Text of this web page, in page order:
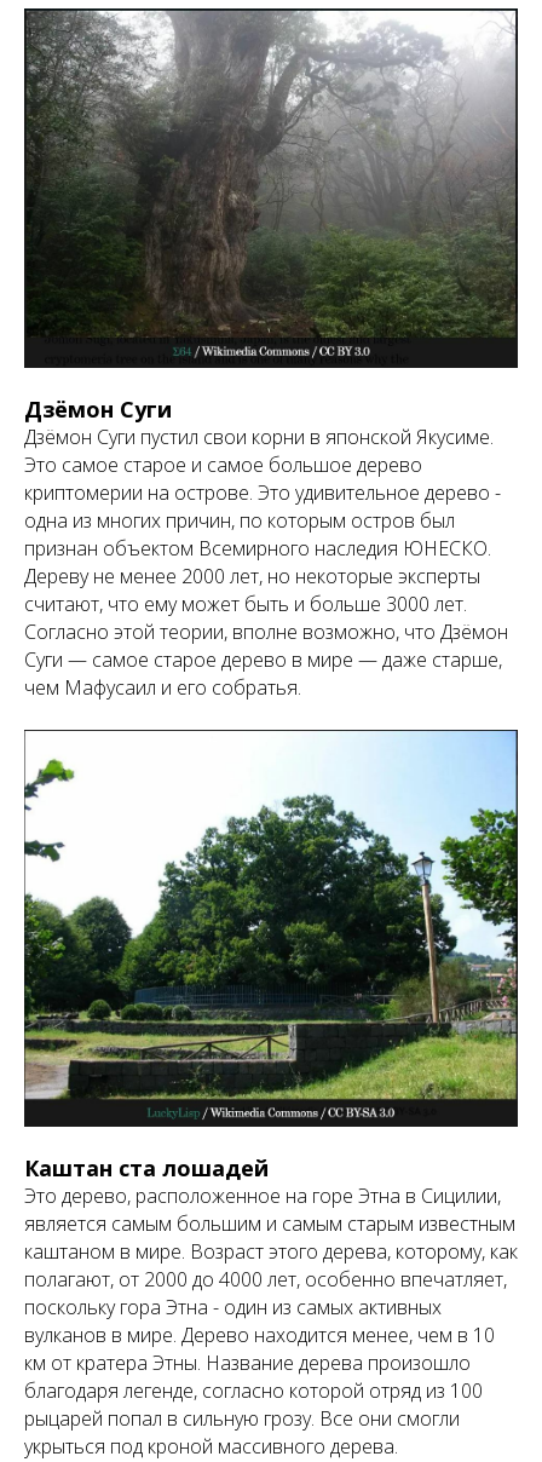
Дзёмон Суги
Дзёмон Суги пустил свои корни в японской Якусиме.
Это самое старое и самое большое дерево
криптомерии на острове. Это удивительное дерево -
одна из многих причин, по которым остров был
признан объектом Всемирного наследия ЮНЕСКО.
Дереву не менее 2000 лет, но некоторые эксперты
считают, что ему может быть и больше 3000 лет.
Согласно этой теории, вполне возможно, что Дзёмон
Суги — самое старое дерево в мире — даже старше,
чем Мафусаил и его собратья.
Каштан ста лошадей
Это дерево, расположенное на горе Этна в Сицилии,
является самым большим и самым старым известным
каштаном в мире. Возраст этого дерева, которому, как
полагают, от 2000 до 4000 лет, особенно впечатляет,
поскольку гора Этна - один из самых активных
вулканов в мире. Дерево находится менее, чем в 10
км от кратера Этны. Название дерева произошло
благодаря легенде, согласно которой отряд из 100
рыцарей попал в сильную грозу. Все они смогли
укрыться под кроной массивного дерева.